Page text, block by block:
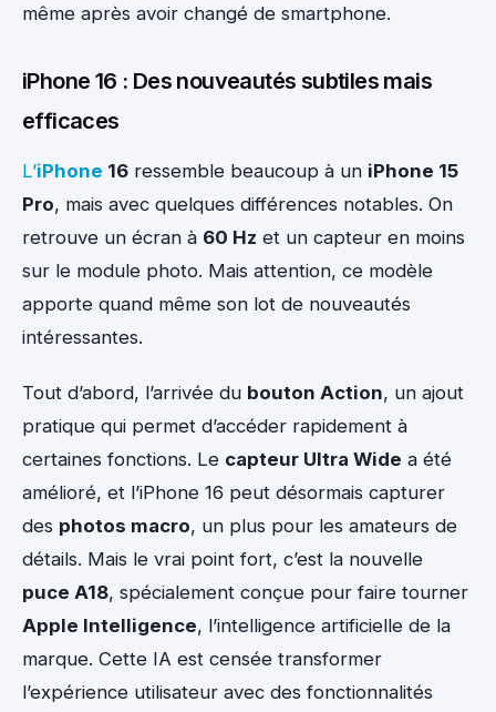
même après avoir changé de smartphone.
iPhone 16 : Des nouveautés subtiles mais
efficaces
L’iPhone 16 ressemble beaucoup à un iPhone 15
Pro, mais avec quelques différences notables. On
retrouve un écran à 60 Hz et un capteur en moins
sur le module photo. Mais attention, ce modèle
apporte quand même son lot de nouveautés
intéressantes.
Tout d’abord, l’arrivée du bouton Action, un ajout
pratique qui permet d’accéder rapidement à
certaines fonctions. Le capteur Ultra Wide a été
amélioré, et l’iPhone 16 peut désormais capturer
des photos macro, un plus pour les amateurs de
détails. Mais le vrai point fort, c’est la nouvelle
puce A18, spécialement conçue pour faire tourner
Apple Intelligence, l’intelligence artificielle de la
marque. Cette IA est censée transformer
l’expérience utilisateur avec des fonctionnalités